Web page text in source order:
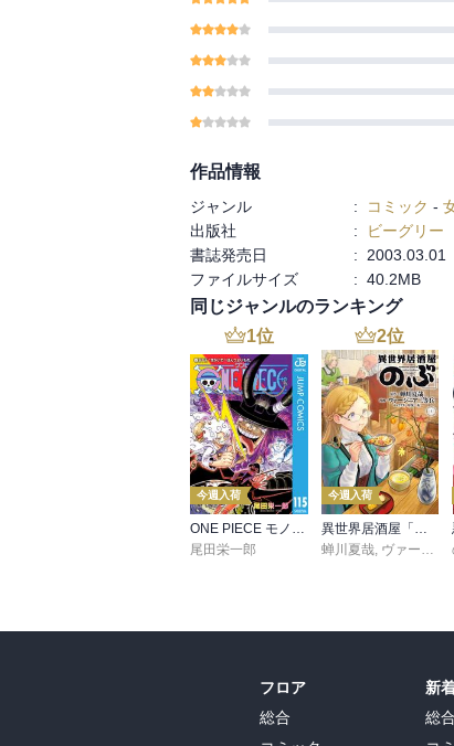
作品情報
ジャンル : コミック -
出版社
: ビーグリー
書誌発売日
: 2003.03.01
ファイルサイズ
: 40.2MB
同じジャンルのランキング
1位
今週入荷
ONE PIECE モノクロ版 115
尾田栄一郎
2位
今週入荷
異世界居酒屋「のぶ」(22)
蝉川夏哉, ヴァージニア二等兵
フロア
総合
新
総合